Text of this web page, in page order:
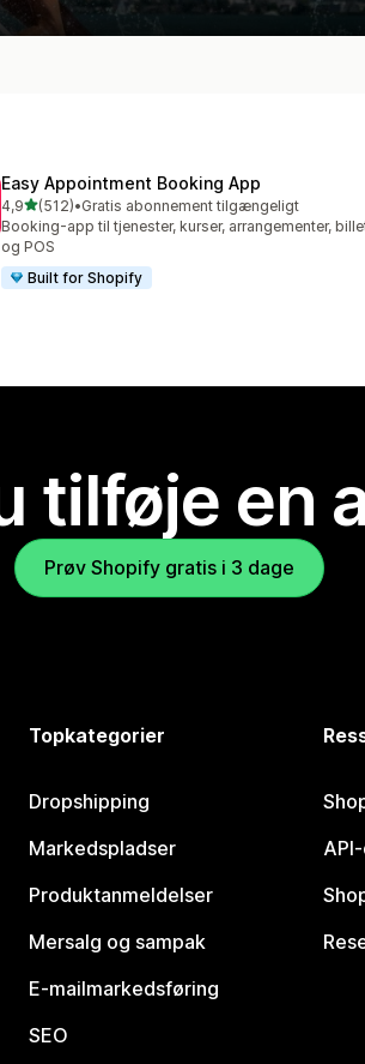
Easy Appointment Booking App
4,9ud af 5 stjerner
(512)
512 anmeldelser i alt
•Gratis abonnement tilgængeligt
Booking-app til tjenester, kurser, arrangementer,
og POS
Built for Shopify
tilføje en
Prøv Shopify gratis i 3 dage
Topkategorier
Dropshipping
Markedspladser
Produktanmeldelser
Mersalg og sampak
E-mailmarkedsføring
SEO